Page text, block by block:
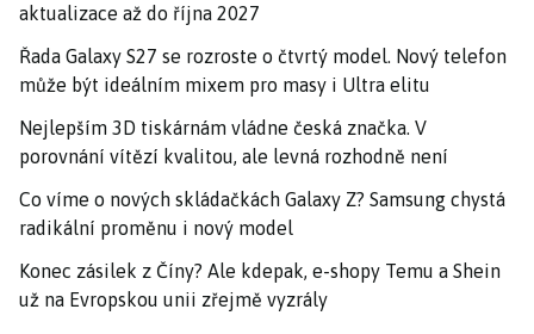
aktualizace až do října 2027
Řada Galaxy S27 se rozroste o čtvrtý model. Nový telefon
může být ideálním mixem pro masy i Ultra elitu
Nejlepším 3D tiskárnám vládne česká značka. V
porovnání vítězí kvalitou, ale levná rozhodně není
Co víme o nových skládačkách Galaxy Z? Samsung chystá
radikální proměnu i nový model
Konec zásilek z Číny? Ale kdepak, e-shopy Temu a Shein
už na Evropskou unii zřejmě vyzrály